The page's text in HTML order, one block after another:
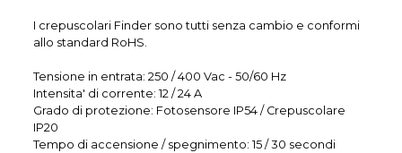
I crepuscolari Finder sono tutti senza cambio e conformi
allo standard RoHS.
Tensione in entrata: 250 / 400 Vac - 50/60 Hz
Intensita' di corrente: 12 / 24 A
Grado di protezione: Fotosensore IP54 / Crepuscolare
IP20
Tempo di accensione / spegnimento: 15 / 30 secondi